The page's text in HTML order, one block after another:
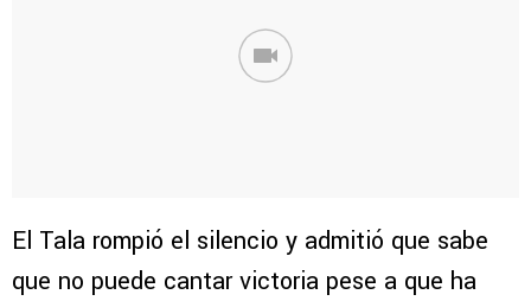
El Tala rompió el silencio y admitió que sabe
que no puede cantar victoria pese a que ha